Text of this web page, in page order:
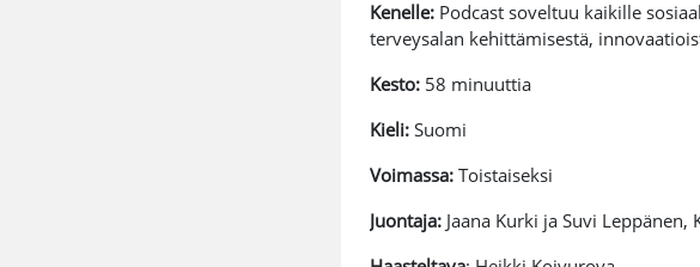
Kenelle: Podcast soveltuu kaikille
terveysalan kehittämisestä,
Kesto: 58 minuuttia
Kieli: Suomi
Voimassa: Toistaiseksi
Juontaja: Jaana Kurki ja Suvi